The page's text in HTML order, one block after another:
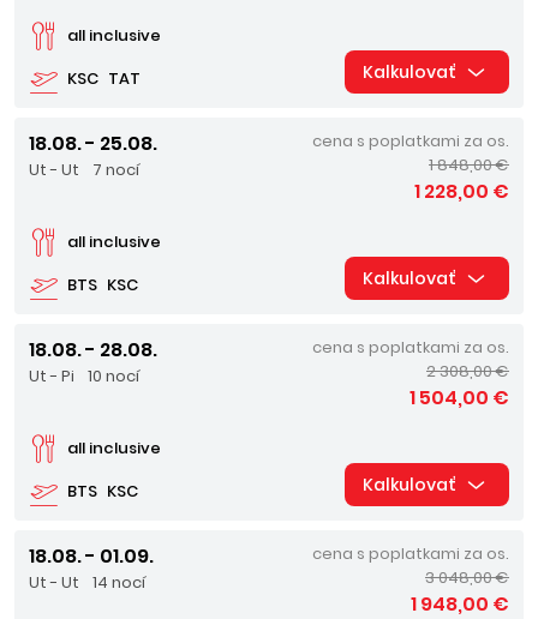
KSC TAT
all inclusive
Kalkulovať
18.08. - 25.08.
Ut - Ut 7 nocí
BTS KSC
all inclusive
cena s poplatkami za os.
1 848,00 €
1 228,00 €
Kalkulovať
18.08. - 28.08.
Ut - Pi 10 nocí
BTS KSC
all inclusive
cena s poplatkami za os.
2 308,00 €
1 504,00 €
Kalkulovať
18.08. - 01.09.
Ut - Ut 14 nocí
cena s poplatkami za os.
3 048,00 €
1 948,00 €